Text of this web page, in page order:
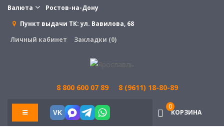
Валюта
Ростов-на-Дону
Пункт выдачи ТК:ул. Вавилова, 68
Личный кабинет
Закладки (0)
8 800 600 07 89 8 (9611) 18-80-89
VK КОРЗИНА
0